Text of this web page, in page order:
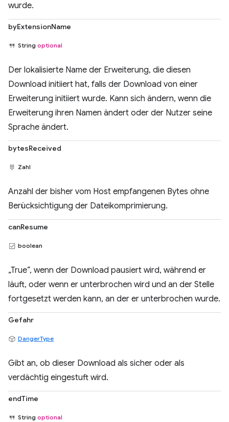
wurde.
byExtensionName
String optional
Der lokalisierte Name der Erweiterung, die diesen
Download initiiert hat, falls der Download von einer
Erweiterung initiiert wurde. Kann sich ändern, wenn die
Erweiterung ihren Namen ändert oder der Nutzer seine
Sprache ändert.
bytesReceived
Zahl
Anzahl der bisher vom Host empfangenen Bytes ohne
Berücksichtigung der Dateikomprimierung.
canResume
boolean
„True“, wenn der Download pausiert wird, während er
läuft, oder wenn er unterbrochen wird und an der Stelle
fortgesetzt werden kann, an der er unterbrochen wurde.
Gefahr
DangerType
Gibt an, ob dieser Download als sicher oder als
verdächtig eingestuft wird.
endTime
String optional